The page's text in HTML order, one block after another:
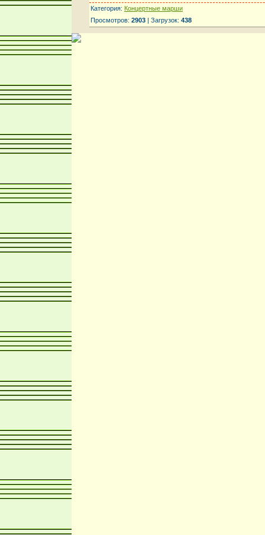
Категория: Концертные марши
Просмотров: 2903 | Загрузок: 438